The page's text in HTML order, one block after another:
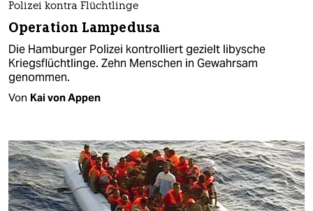
Polizei kontra Flüchtlinge
Operation Lampedusa
Die Hamburger Polizei kontrolliert gezielt libysche
Kriegsflüchtlinge. Zehn Menschen in Gewahrsam
genommen.
Von Kai von Appen